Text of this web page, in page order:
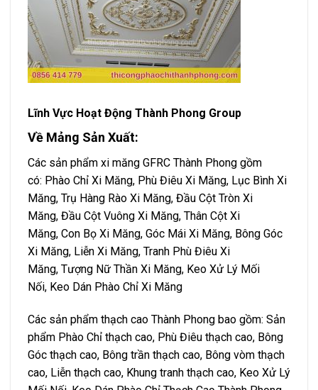
Lĩnh Vực Hoạt Động Thành Phong Group
Về Mảng Sản Xuất:
Các sản phẩm xi măng GFRC Thành Phong gồm
có: Phào Chỉ Xi Măng, Phù Điêu Xi Măng, Lục Bình Xi
Măng, Trụ Hàng Rào Xi Măng, Đầu Cột Tròn Xi
Măng, Đầu Cột Vuông Xi Măng, Thân Cột Xi
Măng, Con Bọ Xi Măng, Góc Mái Xi Măng, Bông Góc
Xi Măng, Liễn Xi Măng, Tranh Phù Điêu Xi
Măng, Tượng Nữ Thần Xi Măng, Keo Xử Lý Mối
Nối, Keo Dán Phào Chỉ Xi Măng
Các sản phẩm thạch cao Thành Phong bao gồm: Sản
phẩm Phào Chỉ thạch cao, Phù Điêu thạch cao, Bông
Góc thạch cao, Bông trần thạch cao, Bông vòm thạch
cao, Liễn thạch cao, Khung tranh thạch cao, Keo Xử Lý